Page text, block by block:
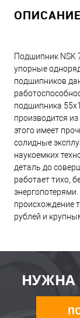
Подшипник NSK
упорные
подшипников
подшипника
производится
этого имеет
солидные
наукоемких
деталь до
работает тихо,
происхождение
рублей и
НУЖНА